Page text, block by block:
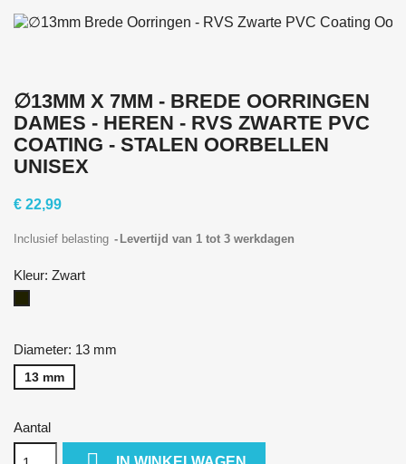
∅13MM X 7MM - BREDE OORRINGEN
DAMES - HEREN - RVS ZWARTE PVC
COATING - STALEN OORBELLEN
UNISEX
€ 22,99
Inclusief belasting Levertijd van 1 tot 3 werkdagen
Kleur: Zwart
Diameter: 13 mm
13 mm
Aantal